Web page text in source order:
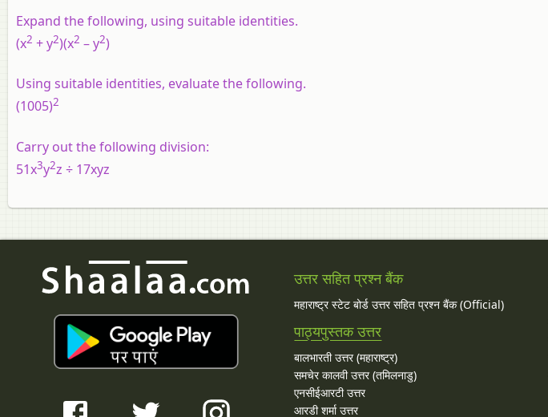
Expand the following, using suitable identities.
(x2 + y2)(x2 – y2)
Using suitable identities, evaluate the following.
(1005)2
Carry out the following division:
51x3y2z ÷ 17xyz
उत्तर सहित प्रश्न बैंक
महाराष्ट्र स्टेट बोर्ड उत्तर सहित प्रश्न बैंक (Official)
पाठ्यपुस्तक उत्तर
बालभारती उत्तर (महाराष्ट्र)
समचेर कालवी उत्तर (तमिलनाडु)
एनसीईआरटी उत्तर
आरडी शर्मा उत्तर